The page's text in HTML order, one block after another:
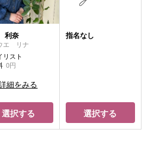
利奈
エ リナ
リスト
0円
細をみる
選択する
指名なし
選択する